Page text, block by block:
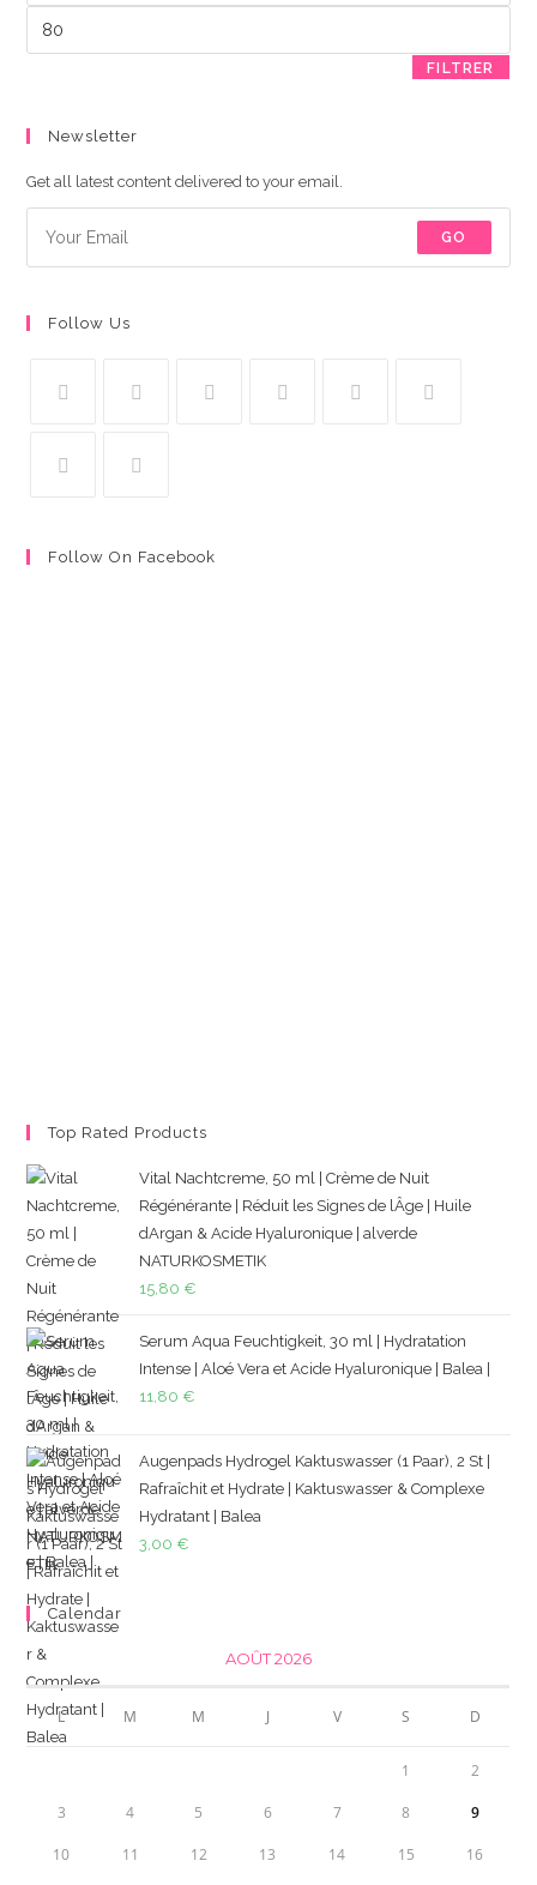
FILTRER
Newsletter
Get all latest content delivered to your email.
GO
Follow Us
Follow On Facebook
Top Rated Products
Vital Nachtcreme, 50 ml | Crème de Nuit
Régénérante | Réduit les Signes de lÂge | Huile
dArgan & Acide Hyaluronique | alverde
NATURKOSMETIK
15,80 €
Serum Aqua Feuchtigkeit, 30 ml | Hydratation
Intense | Aloé Vera et Acide Hyaluronique | Balea |
11,80 €
Augenpads Hydrogel Kaktuswasser (1 Paar), 2 St |
Rafraîchit et Hydrate | Kaktuswasser & Complexe
Hydratant | Balea
3,00 €
Calendar
AOÛT 2026
L M M J V S D
1 2
3 4 5 6 7 8 9
10 11 12 13 14 15 16